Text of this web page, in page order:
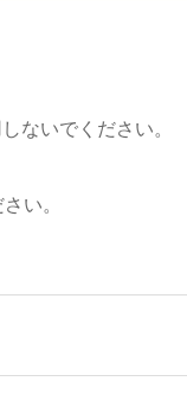
ないでください。
い。